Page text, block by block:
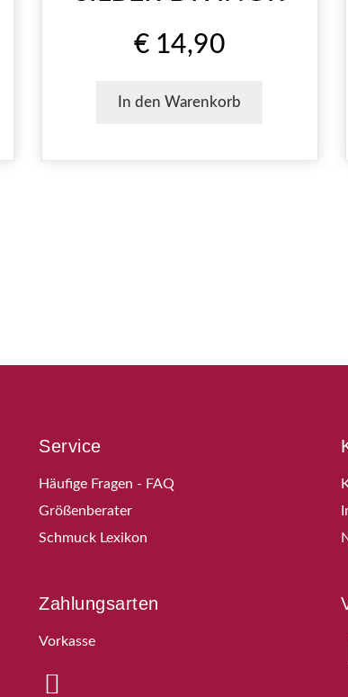
€ 14,90
In den Warenkorb
Service
Häufige Fragen - FAQ
Größenberater
Schmuck Lexikon
Zahlungsarten
Vorkasse